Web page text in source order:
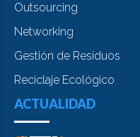
Outsourcing
Networking
Gestión de Residuos
Reciclaje Ecológico
ACTUALIDAD